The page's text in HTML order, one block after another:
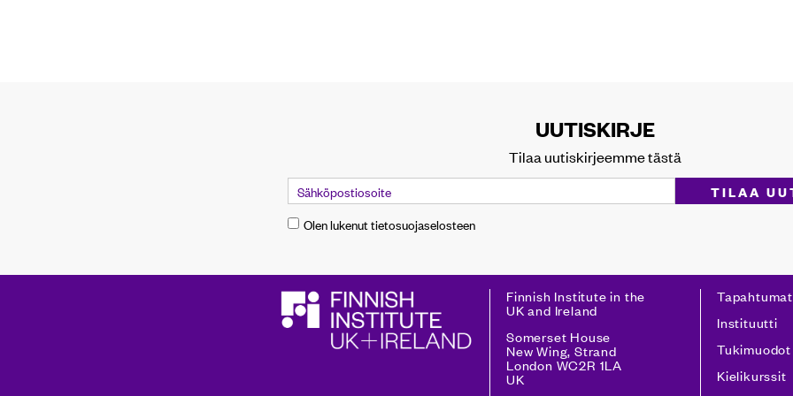
UUTISKIRJE
Tilaa uutiskirjeemme tästä
Olen lukenut tietosuojaselosteen
Finnish Institute in the
UK and Ireland
Somerset House
New Wing, Strand
London WC2R 1LA
UK
Tapahtumat
Instituutti
Tukimuodot
Kielikurssit